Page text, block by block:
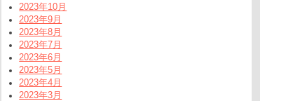
2023年10月
2023年9月
2023年8月
2023年7月
2023年6月
2023年5月
2023年4月
2023年3月